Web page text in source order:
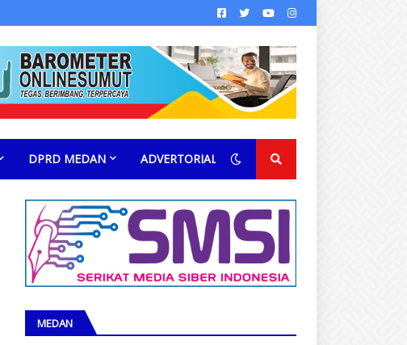
DPRD MEDAN ADVERTORIAL
MEDAN